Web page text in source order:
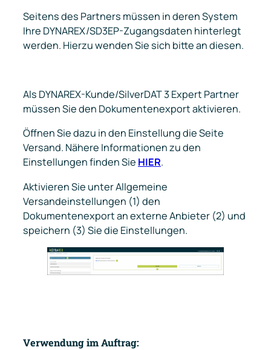
Seitens des Partners müssen in deren System
Ihre DYNAREX/SD3EP-Zugangsdaten hinterlegt
werden. Hierzu wenden Sie sich bitte an diesen.
Als DYNAREX-Kunde/SilverDAT 3 Expert Partner
müssen Sie den Dokumentenexport aktivieren.
Öffnen Sie dazu in den Einstellung die Seite
Versand. Nähere Informationen zu den
Einstellungen finden Sie HIER.
Aktivieren Sie unter Allgemeine
Versandeinstellungen (1) den
Dokumentenexport an externe Anbieter (2) und
speichern (3) Sie die Einstellungen.
Verwendung im Auftrag: